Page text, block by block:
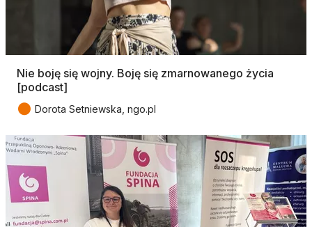
Nie boję się wojny. Boję się zmarnowanego życia
[podcast]
● Dorota Setniewska, ngo.pl